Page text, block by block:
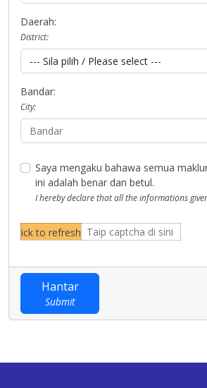
Daerah:
District:
Bandar:
City:
Saya mengaku bahawa semua
ini adalah benar dan betul.
I hereby declare that all the informations
Hantar
Submit